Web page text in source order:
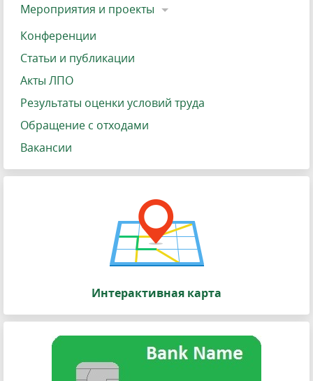
Мероприятия и проекты
Конференции
Статьи и публикации
Акты ЛПО
Результаты оценки условий труда
Обращение с отходами
Вакансии
Интерактивная карта